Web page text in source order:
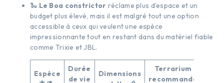
🐍 Le Boa constrictor réclame plus d’espace et un
budget plus élevé, mais il est malgré tout une option
accessible à ceux qui veulent une espèce
impressionnante tout en restant dans du matériel fiable
comme Trixie et JBL.
Espèce
Durée
de vie
Dimensions
Terrarium
recommandé